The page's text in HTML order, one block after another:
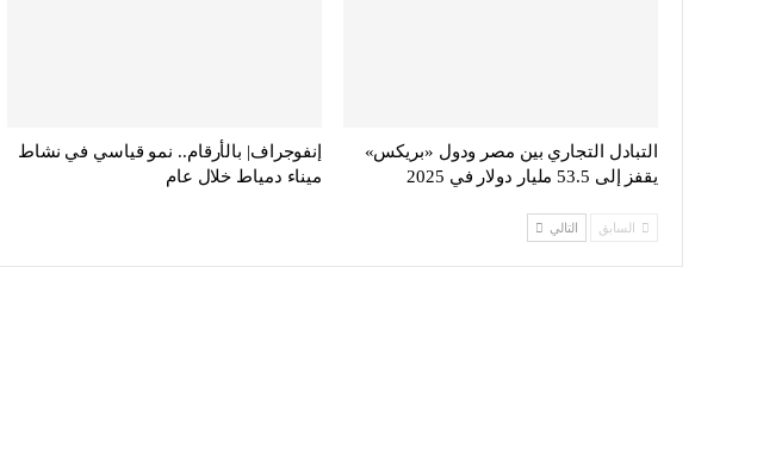
التبادل التجاري بين مصر ودول «بريكس»
يقفز إلى 53.5 مليار دولار في 2025
إنفوجراف| بالأرقام.. نمو قياسي في نشاط
ميناء دمياط خلال عام
السابق التالي